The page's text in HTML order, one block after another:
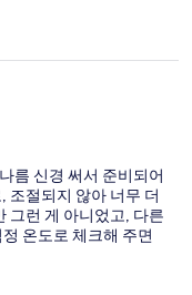
름 신경 써서 준비되어
조절되지 않아 너무 더
그런 게 아니었고, 다른
온도로 체크해 주면